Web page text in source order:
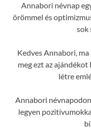
Annabori névnap
örömmel és
sok
Kedves Annabori,
meg ezt az ajándékot
létre
Annabori
legyen